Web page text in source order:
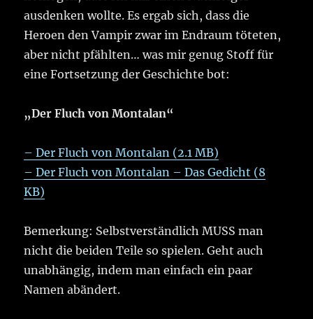
ausdenken wollte. Es ergab sich, dass die
Heroen den Vampir zwar im Endraum töteten,
aber nicht pfählten… was mir genug Stoff für
eine Fortsetzung der Geschichte bot:
„Der Fluch von Montalan“
– Der Fluch von Montalan (2.1 MB)
– Der Fluch von Montalan – Das Gedicht (8
KB)
Bemerkung: Selbstverständlich MUSS man
nicht die beiden Teile so spielen. Geht auch
unabhängig, indem man einfach ein paar
Namen abändert.